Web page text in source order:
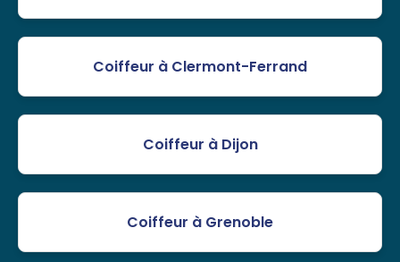
Coiffeur à Clermont-Ferrand
Coiffeur à Dijon
Coiffeur à Grenoble